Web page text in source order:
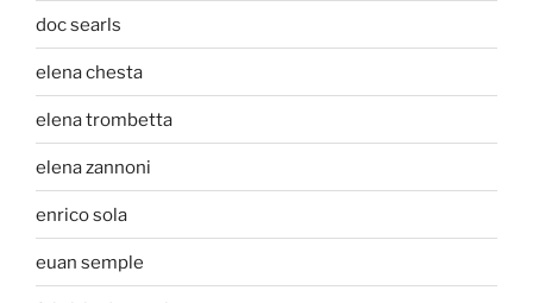
doc searls
elena chesta
elena trombetta
elena zannoni
enrico sola
euan semple